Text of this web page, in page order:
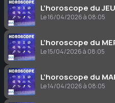
L’horoscope du
Le 16/04/2026 à 08:05
L’horoscope du
Le 15/04/2026 à 08:05
L’horoscope du
Le 14/04/2026 à 08:05